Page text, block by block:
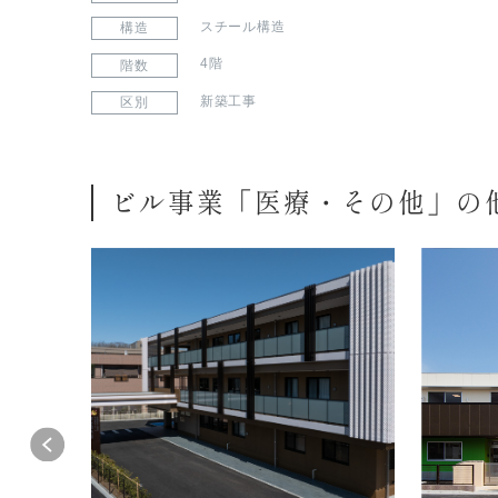
構造 スチール構造
階数 4階
区別 新築工事
ビル事業「医療・その他」の